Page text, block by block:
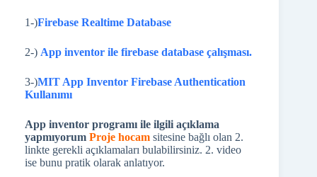
1-)Firebase Realtime Database
2-) App inventor ile firebase database çalışması.
3-)MIT App Inventor Firebase Authentication
Kullanımı
App inventor programı ile ilgili açıklama
yapmıyorum Proje hocam sitesine bağlı olan 2.
linkte gerekli açıklamaları bulabilirsiniz. 2. video
ise bunu pratik olarak anlatıyor.